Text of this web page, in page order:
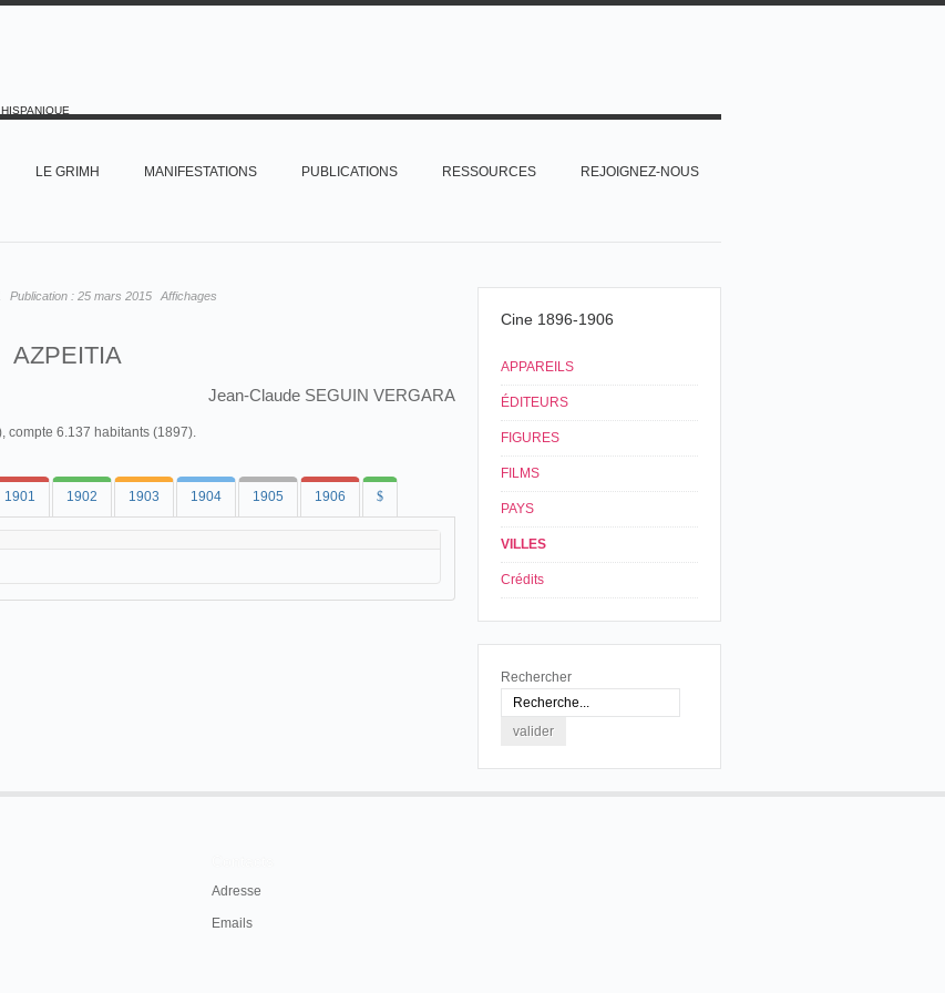
LE GRIMH MANIFESTATIONS PUBLICATIONS RESSOURCES REJOIGNEZ-NOUS
Publication : 25 mars 2015
Affichages
AZPEITIA
Jean-Claude SEGUIN VERGARA
compte 6.137 habitants (1897).
1901 1902 1903 1904 1905 1906 $
Cine 1896-1906
APPAREILS
ÉDITEURS
FIGURES
FILMS
PAYS
VILLES
Crédits
Rechercher
Adresse
Emails